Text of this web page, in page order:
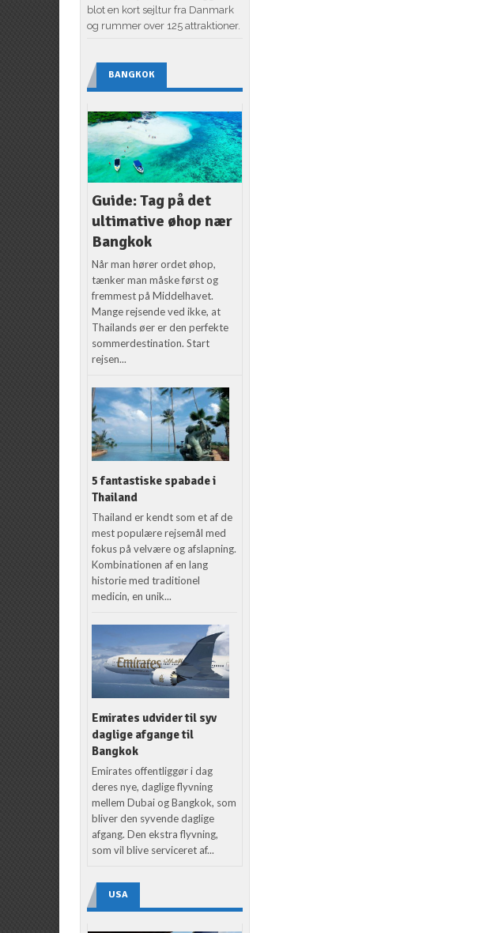
blot en kort sejltur fra Danmark
og rummer over 125 attraktioner.
BANGKOK
Guide: Tag på det
ultimative øhop nær
Bangkok
Når man hører ordet øhop,
tænker man måske først og
fremmest på Middelhavet.
Mange rejsende ved ikke, at
Thailands øer er den perfekte
sommerdestination. Start
rejsen...
5 fantastiske spabade i
Thailand
Thailand er kendt som et af de
mest populære rejsemål med
fokus på velvære og afslapning.
Kombinationen af en lang
historie med traditionel
medicin, en unik...
Emirates udvider til syv
daglige afgange til
Bangkok
Emirates offentliggør i dag
deres nye, daglige flyvning
mellem Dubai og Bangkok, som
bliver den syvende daglige
afgang. Den ekstra flyvning,
som vil blive serviceret af...
USA